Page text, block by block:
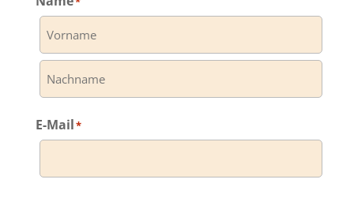
Vorname
E-Mail*